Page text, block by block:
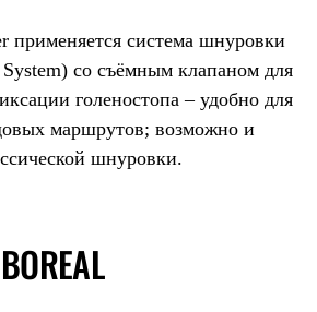
применяется система шнуровки
со съёмным клапаном для
голеностопа – удобно для
маршрутов; возможно и
шнуровки.